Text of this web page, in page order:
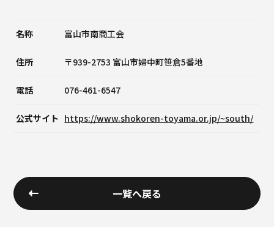
名称 富山市南商工会
住所 〒939-2753 富山市婦中町笹倉5番地
電話 076-461-6547
公式サイト https://www.shokoren-toyama.or.jp/~south/
一覧へ戻る